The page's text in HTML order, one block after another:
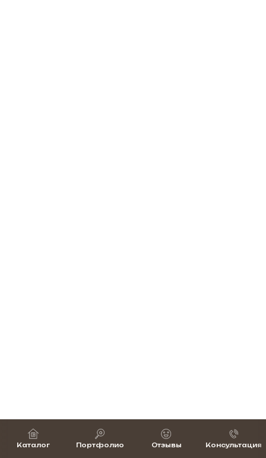
Каталог Портфолио Отзывы Консультация